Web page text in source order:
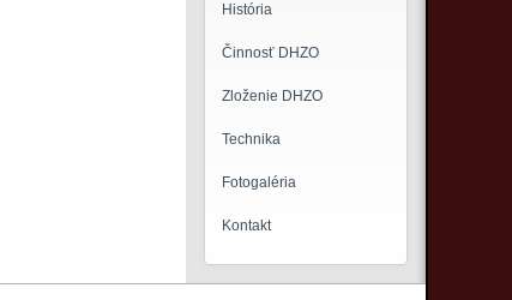
História
Činnosť DHZO
Zloženie DHZO
Technika
Fotogaléria
Kontakt